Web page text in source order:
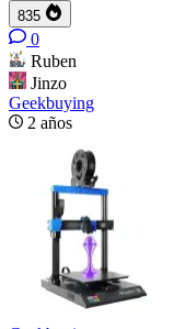
835
0
Ruben
Jinzo
Geekbuying
2 años